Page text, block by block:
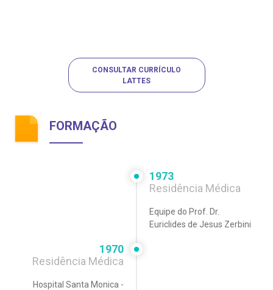
CONSULTAR CURRÍCULO
LATTES
FORMAÇÃO
1973
Residência Médica
Equipe do Prof. Dr.
Euriclides de Jesus Zerbini
1970
Residência Médica
Hospital Santa Monica -